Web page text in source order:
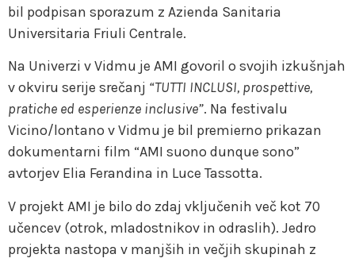
bil podpisan sporazum z Azienda Sanitaria
Universitaria Friuli Centrale.
Na Univerzi v Vidmu je AMI govoril o svojih izkušnjah
v okviru serije srečanj “TUTTI INCLUSI, prospettive,
pratiche ed esperienze inclusive”. Na festivalu
Vicino/lontano v Vidmu je bil premierno prikazan
dokumentarni film “AMI suono dunque sono”
avtorjev Elia Ferandina in Luce Tassotta.
V projekt AMI je bilo do zdaj vključenih več kot 70
učencev (otrok, mladostnikov in odraslih). Jedro
projekta nastopa v manjših in večjih skupinah z